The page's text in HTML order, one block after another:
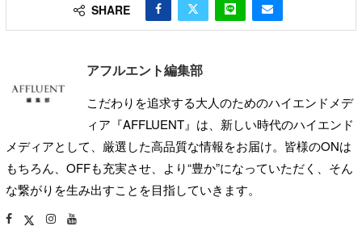
SHARE
アフルエント編集部
こだわりを追求する大人のためのハイエンドメデ
ィア『AFFLUENT』は、新しい時代のハイエンド
メディアとして、厳選した高品質な情報をお届け。皆様のONは
もちろん、OFFも充実させ、より“豊か”になっていただく、そん
な繋がりを生み出すことを目指していきます。